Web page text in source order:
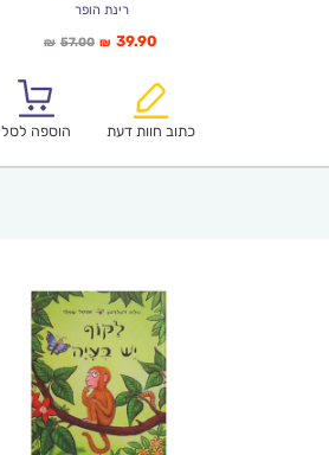
רינת הופר
₪ 57.00המחיר
₪57.00.
₪ 39.90
הוא:
כתוב חוות דעת
הוספה לסל